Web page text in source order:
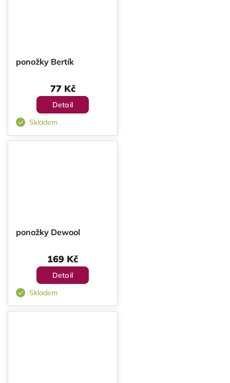
ponožky Bertík
77 Kč
Detail
Skladem
ponožky Dewool
169 Kč
Detail
Skladem